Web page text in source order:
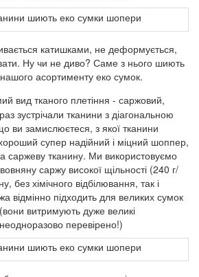
катишками, не деформується,
Ну чи не диво? Саме з нього шиють
асортименту еко сумок.
вид тканого плетіння - саржовий,
зустрічали тканини з діагональною
ви замислюєтеся, з якої тканини
супер надійний і міцний шоппер,
саржеву тканину. Ми використовуємо
саржу високої щільності (240 г/
без хімічного відбілювання, так і
відмінно підходить для великих сумок
витримують дуже великі
перевірено!)